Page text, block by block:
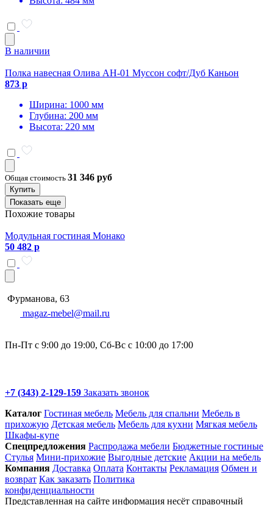
В наличии
Полка навесная Олива АН-01 Муссон софт/Дуб Каньон
873 р
Ширина: 1000 мм
Глубина: 200 мм
Высота: 220 мм
Общая стоимость 31 346 руб
Купить
Показать еще
Похожие товары
Модульная гостиная Монако
50 482 р
Фурманова, 63
magaz-mebel@mail.ru
Пн-Пт с 9:00 до 19:00, Сб-Вс с 10:00 до 17:00
+7 (343) 2-129-159 Заказать звонок
Каталог Гостиная мебель Мебель для спальни Мебель в
прихожую Детская мебель Мебель для кухни Мягкая мебель
Шкафы-купе
Спец­предложения Распродажа мебели Бюджетные гостиные
Стулья Мини-прихожие Выгодные детские Акции на мебель
Компания Доставка Оплата Контакты Рекламация Обмен и
возврат Как заказать Политика
конфиденциальности
Представленная на сайте информация несёт справочный